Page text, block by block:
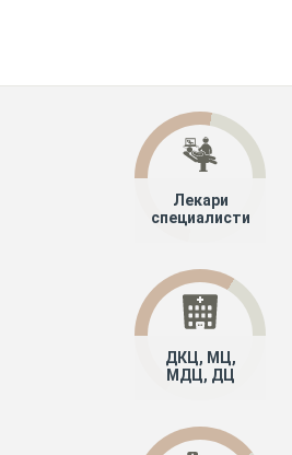
Лекари
специалисти
ДКЦ, МЦ,
МДЦ, ДЦ